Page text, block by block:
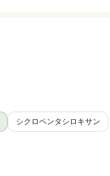
シクロペンタシロキサン